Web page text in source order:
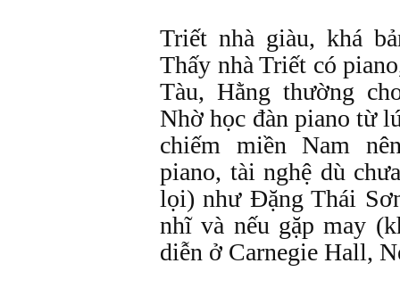
Triết nhà giàu, khá
Thấy nhà Triết có
Tàu, Hằng thường
Nhờ học đàn piano từ
chiếm miền Nam
piano, tài nghệ dù
lọi) như Đặng Thái
nhĩ và nếu gặp may
diễn ở Carnegie Hall,